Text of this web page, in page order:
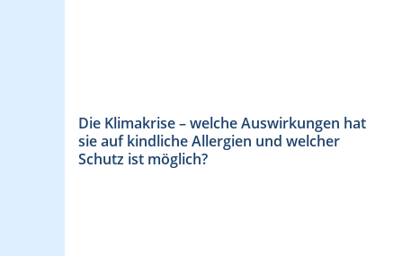
Die Klimakrise – welche Auswirkungen hat
sie auf kindliche Allergien und welcher
Schutz ist möglich?